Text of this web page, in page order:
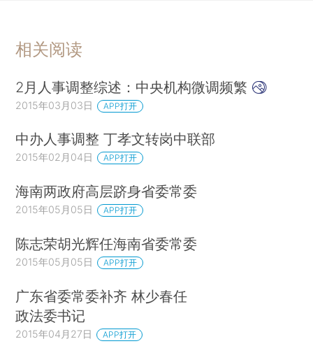
相关阅读
2月人事调整综述：中央机构微调频繁
2015年03月03日 APP打开
中办人事调整 丁孝文转岗中联部
2015年02月04日 APP打开
海南两政府高层跻身省委常委
2015年05月05日 APP打开
陈志荣胡光辉任海南省委常委
2015年05月05日 APP打开
广东省委常委补齐 林少春任
政法委书记
2015年04月27日 APP打开